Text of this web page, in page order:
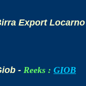
Export
- Reeks : GIOB